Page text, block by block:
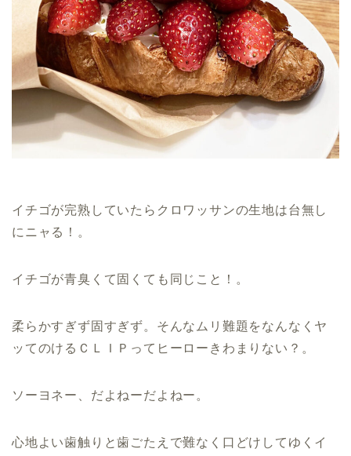
イチゴが完熟していたらクロワッサンの生地は台無し
にニャる！。
イチゴが青臭くて固くても同じこと！。
柔らかすぎず固すぎず。そんなムリ難題をなんなくヤ
ッてのけるＣＬＩＰってヒーローきわまりない？。
ソーヨネー、だよねーだよねー。
心地よい歯触りと歯ごたえで難なく口どけしてゆくイ